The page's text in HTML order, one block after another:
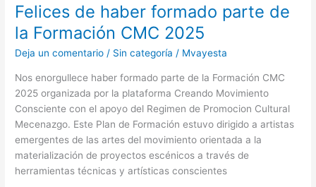
Felices de haber formado parte de
la Formación CMC 2025
Deja un comentario / Sin categoría / Mvayesta
Nos enorgullece haber formado parte de la Formación CMC
2025 organizada por la plataforma Creando Movimiento
Consciente con el apoyo del Regimen de Promocion Cultural
Mecenazgo. Este Plan de Formación estuvo dirigido a artistas
emergentes de las artes del movimiento orientada a la
materialización de proyectos escénicos a través de
herramientas técnicas y artísticas conscientes